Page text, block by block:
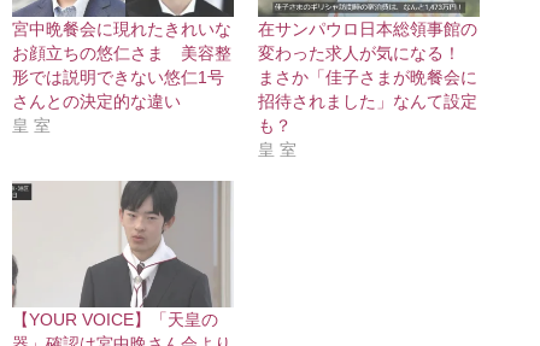
宮中晩餐会に現れたきれいな
お顔立ちの悠仁さま 美容整
形では説明できない悠仁1号
さんとの決定的な違い
皇 室
在サンパウロ日本総領事館の
変わった求人が気になる！
まさか「佳子さまが晩餐会に
招待されました」なんて設定
も？
皇 室
【YOUR VOICE】「天皇の